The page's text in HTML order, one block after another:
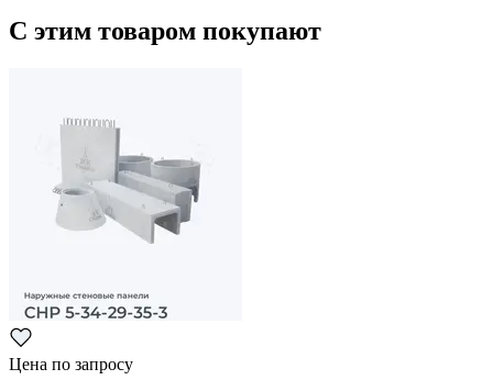
С этим товаром покупают
Цена по запросу